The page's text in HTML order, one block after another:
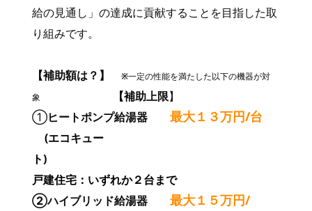
給の見通し」の達成に貢献することを目指した取
り組みです。
【補助額は？】 ※一定の性能を満たした以下の機器が対
象
【補助上限】
①ヒートポンプ給湯器 最大１３万円/台
(エコキュー
ト)
戸建住宅：いずれか２台まで
②ハイブリッド給湯器 最大１５万円/